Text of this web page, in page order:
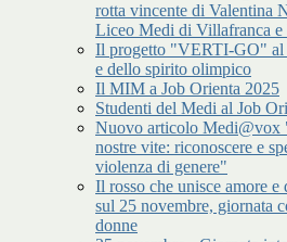
rotta vincente di Valentina
Liceo Medi di Villafranca e
Il progetto "VERTI-GO" al
e dello spirito olimpico
Il MIM a Job Orienta 2025
Studenti del Medi al Job
Nuovo articolo Medi@vox
nostre vite: riconoscere e
violenza di genere"
Il rosso che unisce amore
sul 25 novembre, giornata
donne